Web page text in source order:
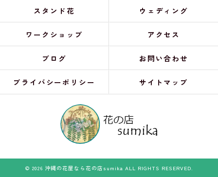
スタンド花 ウェディング
ワークショップ アクセス
ブログ お問い合わせ
プライバシーポリシー サイトマップ
© 2026 沖縄の花屋なら花の店sumika ALL RIGHTS RESERVED.